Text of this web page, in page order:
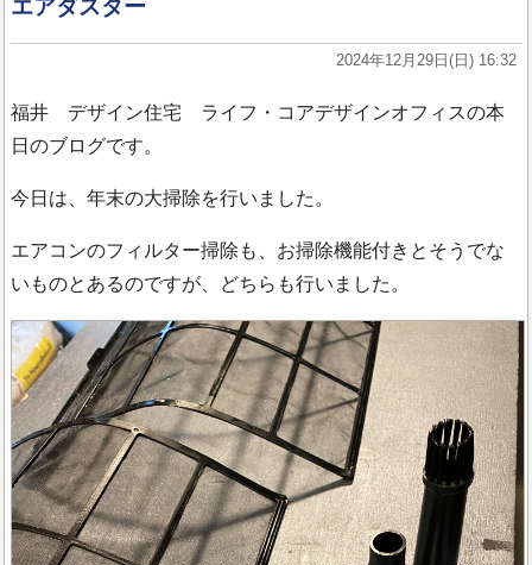
エアダスター
2024年12月29日(日) 16:32
福井 デザイン住宅 ライフ・コアデザインオフィスの本
日のブログです。
今日は、年末の大掃除を行いました。
エアコンのフィルター掃除も、お掃除機能付きとそうでな
いものとあるのですが、どちらも行いました。